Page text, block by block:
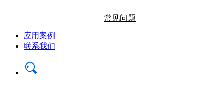
常见问题
应用案例
联系我们